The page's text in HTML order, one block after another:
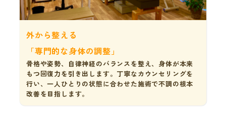
外から整える
「専門的な身体の調整」
骨格や姿勢、自律神経のバランスを整え、身体が本来
もつ回復力を引き出します。丁寧なカウンセリングを
行い、一人ひとりの状態に合わせた施術で不調の根本
改善を目指します。